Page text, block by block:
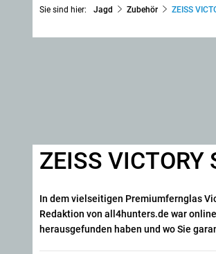
Sie sind hier: Jagd Zubehör ZEISS
ZEISS
In dem vielseitigen Premiumfernglas
Redaktion von all4hunters.de war
herausgefunden haben und wo Sie